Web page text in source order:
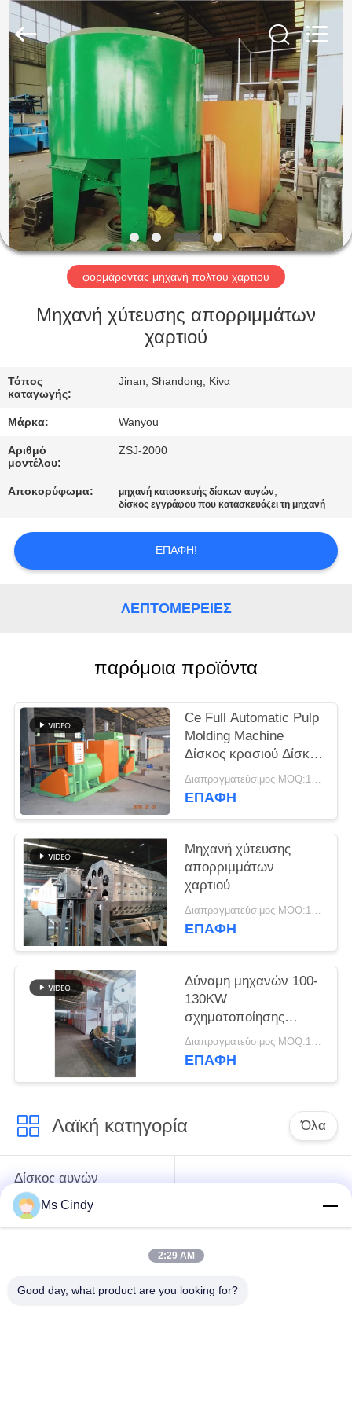
ΑΡΧΙΚΉ
ΣΕΛΊΔΑ
ΠΡΟΪΌΝΤΑ
ΒΊΝΤΕΟ
ΣΧΕΤΙΚΆ
ΕΜΆΣ
ΕΡΓΟΣΤΑΣΊΩΝ
ΠΟΙΟΤΙΚΌΣ
ΈΛΕΓΧΟΣ
ΝΈΑ
ΠΕΡΙΠΤΏΣΕΙΣ
ΖΗΤΉΣΤΕ
ΈΝΑ
ΑΠΌΣΠΑΣΜΑ
SITEMAP
ΠΟΛΙΤΙΚΉ
ΑΠΟΡΡΉΤΟΥ
2026
Jinan
Wanyou
Packing
Machinery
Factory.
Reserved.
φορμάροντας μηχανή πολτού χαρτιού
Μηχανή χύτευσης απορριμμάτων
χαρτιού
Τόπος
καταγωγής:
Jinan, Shandong, Κίνα
Μάρκα: Wanyou
Αριθμό
μοντέλου:
ZSJ-2000
Αποκορύφωμα: μηχανή κατασκευής δίσκων αυγών,
δίσκος εγγράφου που κατασκευάζει τη μηχανή
ΕΠΑΦΉ!
ΛΕΠΤΟΜΈΡΕΙΕΣ
παρόμοια προϊόντα
Ce Full Automatic Pulp
Molding Machine
Δίσκος κρασιού Δίσκος
για φλιτζάνια καφέ
Δίσκος συσκευασίας
Διαπραγματεύσιμος MOQ:1 Σετ
ΕΠΑΦΉ
Μηχανή χύτευσης
απορριμμάτων
χαρτιού
Διαπραγματεύσιμος MOQ:1 Σετ
ΕΠΑΦΉ
Δύναμη μηχανών 100-
130KW
σχηματοποίησης
πολτού χαρτιού
μεταφορέων κρασιού
Διαπραγματεύσιμος MOQ:1 Σετ
ΕΠΑΦΉ
Λαϊκή κατηγορία Όλα
Δίσκος αυγών
εγγράφου που
κατασκευάζει τη
μηχανή
χαρτοκιβωτίων
που κατασκευάζει τη
Ms Cindy
2:29 AM
Good day, what product are you looking for?